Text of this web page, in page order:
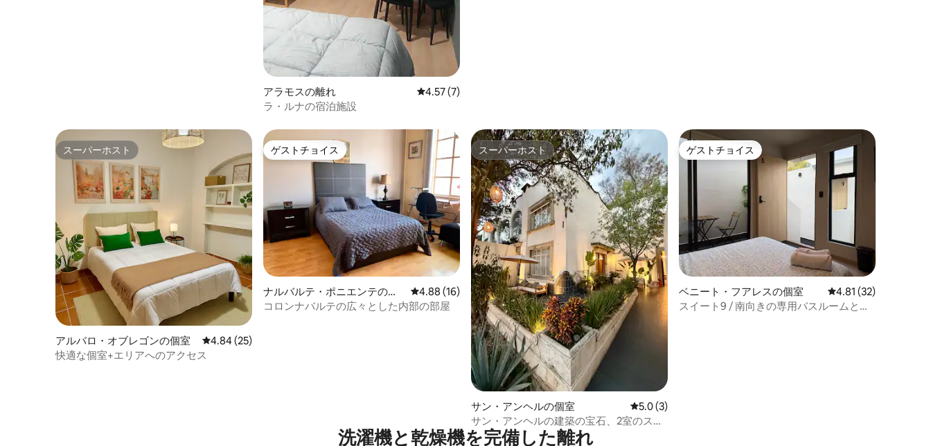
アラモスの離れ レビュー7件、5つ星中4.57つ星の平均評価
4.57 (7)
ラ・ルナの宿泊施設
スーパーホスト
スーパーホスト
アルバロ・オブレゴンの個室 レビュー25件、5つ星中4.84つ星の平均評価
4.84 (25)
快適な個室+エリアへのアクセス
ゲストチョイス
ゲストチョイス
ナルバルテ・ポニエンテの個
室
レビュー16件、5つ星中4.88つ星の平均評価
4.88 (16)
コロンナバルテの広々とした内部の部屋
スーパーホスト
スーパーホスト
サン・アンヘルの個室 レビュー3件、5つ星中5.0つ星の平均評価
5.0 (3)
サン・アンヘルの建築の宝石、2室のスイ
ート
ゲストチョイス
ゲストチョイス
ベニート・フアレスの個室 レビュー32件、5つ
4.81 (32)
スイート9 / 南向きの専用バスルームとバ
洗濯機と乾燥機を完備した離れ